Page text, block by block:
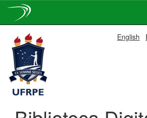
navigation
English